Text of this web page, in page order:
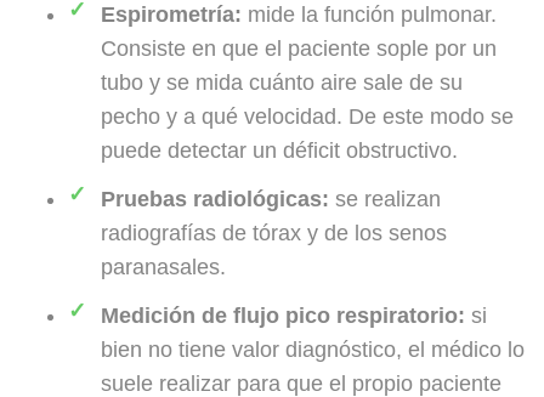
Espirometría: mide la función pulmonar.
Consiste en que el paciente sople por un
tubo y se mida cuánto aire sale de su
pecho y a qué velocidad. De este modo se
puede detectar un déficit obstructivo.
Pruebas radiológicas: se realizan
radiografías de tórax y de los senos
paranasales.
Medición de flujo pico respiratorio: si
bien no tiene valor diagnóstico, el médico lo
suele realizar para que el propio paciente